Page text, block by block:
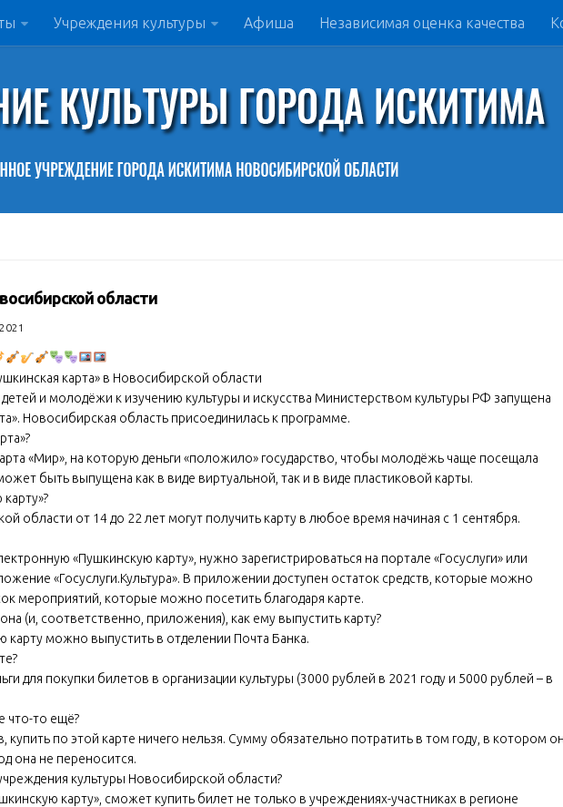
Учреждения культуры Афиша Независимая оценка качества
области
карта» в Новосибирской области
и молодёжи к изучению культуры и искусства Министерством культуры РФ запущена
Новосибирская область присоединилась к программе.
«Мир», на которую деньги «положило» государство, чтобы молодёжь чаще посещала
быть выпущена как в виде виртуальной, так и в виде пластиковой карты.
области от 14 до 22 лет могут получить карту в любое время начиная с 1 сентября.
«Пушкинскую карту», нужно зарегистрироваться на портале «Госуслуги» или
«Госуслуги.Культура». В приложении доступен остаток средств, которые можно
мероприятий, которые можно посетить благодаря карте.
(и, соответственно, приложения), как ему выпустить карту?
карту можно выпустить в отделении Почта Банка.
для покупки билетов в организации культуры (3000 рублей в 2021 году и 5000 рублей – в
что-то ещё?
по этой карте ничего нельзя. Сумму обязательно потратить в том году, в котором
она не переносится.
культуры Новосибирской области?
карту», сможет купить билет не только в учреждениях-участниках в регионе